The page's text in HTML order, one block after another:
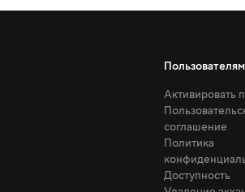
Активировать
соглашение
Политика
Доступность